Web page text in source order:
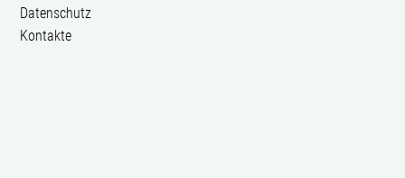
Datenschutz
Kontakte